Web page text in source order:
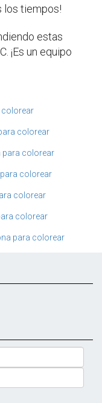
los tiempos!
estas
¡Es un equipo
colorear
colorear
para colorear
colorear
colorear
colorear
para colorear